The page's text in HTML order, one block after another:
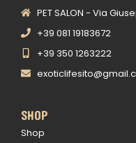
PET SALON - Via
+39 081 19183672
+39 350 1263222
SHOP
Shop